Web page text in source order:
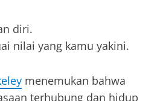
diri.
nilai yang kamu yakini.
menemukan bahwa
terhubung dan hidup